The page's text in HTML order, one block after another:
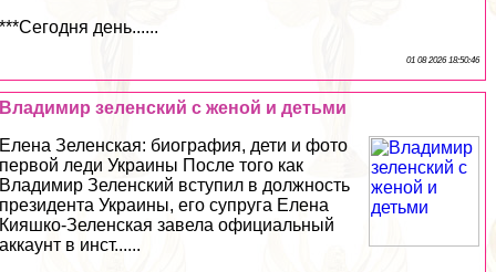
***Сегодня день......
01 08 2026 18:50:46
Владимир зеленский с женой и детьми
Елена Зеленская: биография, дети и фото
первой леди Украины После того как
Владимир Зеленский вступил в должность
президента Украины, его супруга Елена
Кияшко-Зеленская завела официальный
аккаунт в инст......